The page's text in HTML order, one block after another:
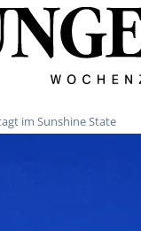
im Sunshine State